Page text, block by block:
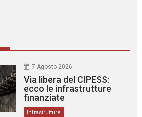
7 Agosto 2026
Via libera del CIPESS:
ecco le infrastrutture
finanziate
Infrastrutture